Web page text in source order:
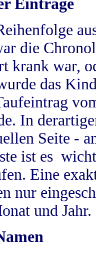
Einträge
die
krank war,
das
In
Seite -
ist es
Eine
nur
und Jahr.